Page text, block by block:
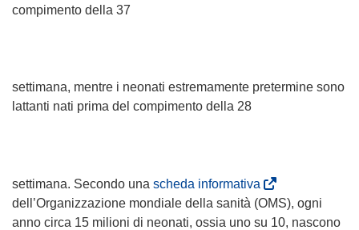
compimento della 37
settimana, mentre i neonati estremamente pretermine sono
lattanti nati prima del compimento della 28
settimana. Secondo una scheda informativa
s
i
dell’Organizzazione mondiale della sanità (OMS), ogni
anno circa 15 milioni di neonati, ossia uno su 10, nascono